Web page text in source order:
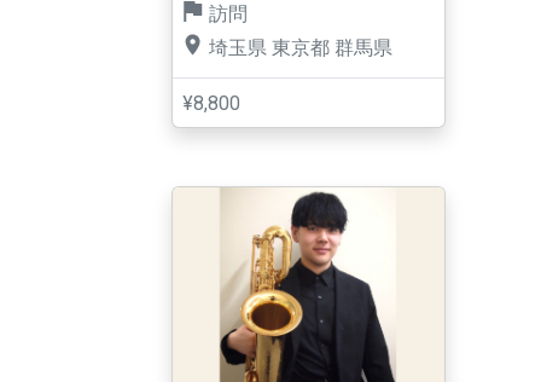
訪問
埼玉県 東京都 群馬県
¥8,800